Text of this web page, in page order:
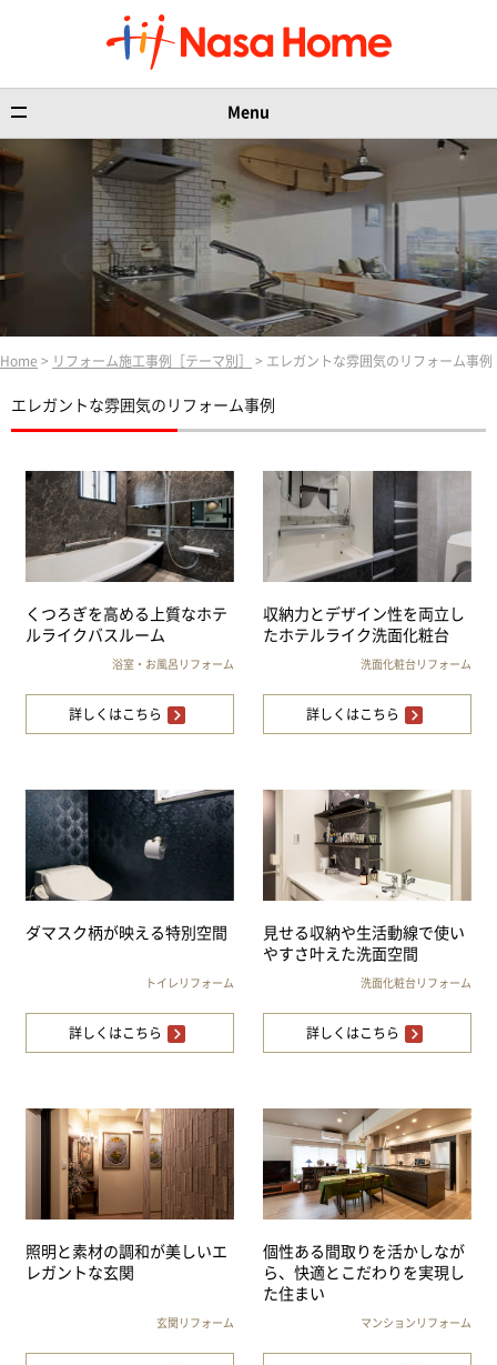
Menu
Home > リフォーム施工事例［テーマ別］ > エレガントな雰囲気のリフォーム事例
エレガントな雰囲気のリフォーム事例
くつろぎを高める上質なホテ
ルライクバスルーム
浴室・お風呂リフォーム
詳しくはこちら
収納力とデザイン性を両立し
たホテルライク洗面化粧台
洗面化粧台リフォーム
詳しくはこちら
ダマスク柄が映える特別空間
トイレリフォーム
詳しくはこちら
見せる収納や生活動線で使い
やすさ叶えた洗面空間
洗面化粧台リフォーム
詳しくはこちら
照明と素材の調和が美しいエ
レガントな玄関
玄関リフォーム
個性ある間取りを活かしなが
ら、快適とこだわりを実現し
た住まい
マンションリフォーム